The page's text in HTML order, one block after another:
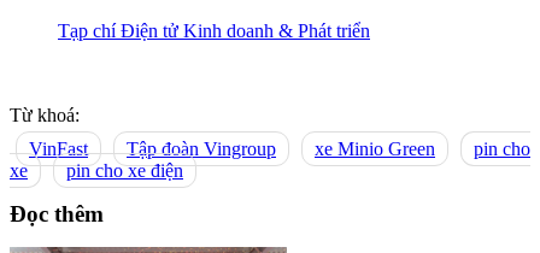
Tạp chí Điện tử Kinh doanh & Phát triển
Từ khoá:
VinFast
Tập đoàn Vingroup xe Minio Green
pin cho
xe
pin cho xe điện
Đọc thêm